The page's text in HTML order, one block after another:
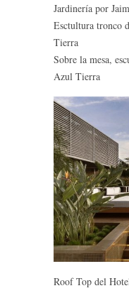
Jardinería por
Esctultura tronco
Tierra
Sobre la mesa,
Azul Tierra
Roof Top del